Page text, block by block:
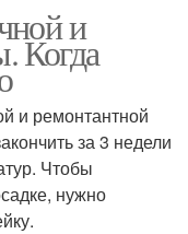
и
Когда
и ремонтантной
за 3 недели
Чтобы
нужно